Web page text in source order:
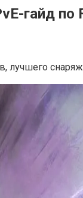
гайд
лучшего